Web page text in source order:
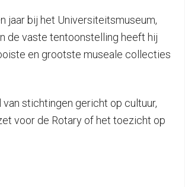
jaar bij het Universiteitsmuseum,
de vaste tentoonstelling heeft hij
en grootste museale collecties
stichtingen gericht op cultuur,
voor de Rotary of het toezicht op